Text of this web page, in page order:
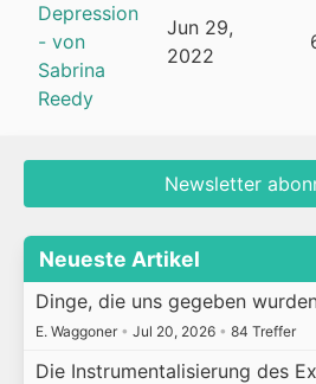
Depression
- von
Sabrina
Reedy
Jun 29,
2022
Newsletter
Neueste Artikel
Dinge, die uns gegeben
E. Waggoner • Jul 20, 2026 • 84 Treffer
Die Instrumentalisierung des